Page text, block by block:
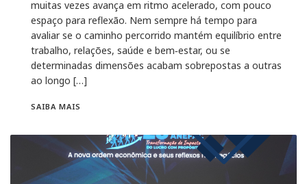
muitas vezes avança em ritmo acelerado, com pouco
espaço para reflexão. Nem sempre há tempo para
avaliar se o caminho percorrido mantém equilíbrio entre
trabalho, relações, saúde e bem‑estar, ou se
determinadas dimensões acabam sobrepostas a outras
ao longo […]
SAIBA MAIS